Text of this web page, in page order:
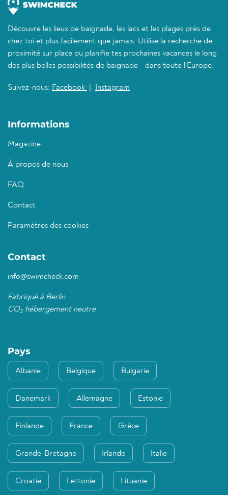
Découvre les lieux de baignade, les lacs et les plages près de
chez toi et plus facilement que jamais. Utilise la recherche de
proximité sur place ou planifie tes prochaines vacances le long
des plus belles possibilités de baignade - dans toute l'Europe.
Suivez-nous: Facebook Instagram
Informations
Magazine
À propos de nous
FAQ
Contact
Paramètres des cookies
Contact
info@swimcheck.com
Fabriqué à Berlin
CO2hébergement neutre
Pays
Albanie Belgique Bulgarie
Danemark Allemagne Estonie
Finlande France Grèce
Grande-Bretagne Irlande Italie
Croatie Lettonie Lituanie